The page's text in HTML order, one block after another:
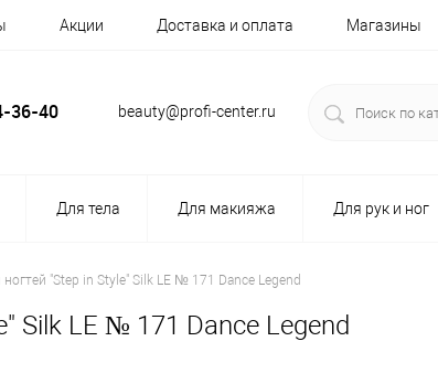
Акции Доставка и оплата Магазины
36-40 beauty@profi-center.ru
Для тела Для макияжа Для рук и ног
"Step in Style" Silk LE № 171 Dance Legend
Silk LE № 171 Dance Legend